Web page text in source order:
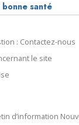
santé
: Contactez-nous
le site
d’information